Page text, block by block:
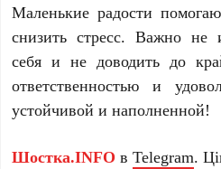
Маленькие радости
снизить стресс. Важно не
себя и не доводить до
ответственностью и
устойчивой и наполненной!
Шостка.INFO вTelegram.